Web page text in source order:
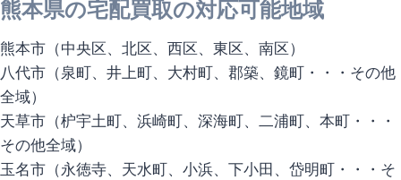
熊本県の宅配買取の対応可能地域
熊本市（中央区、北区、西区、東区、南区）
八代市（泉町、井上町、大村町、郡築、鏡町・・・その他
全域）
天草市（枦宇土町、浜崎町、深海町、二浦町、本町・・・
その他全域）
玉名市（永徳寺、天水町、小浜、下小田、岱明町・・・そ